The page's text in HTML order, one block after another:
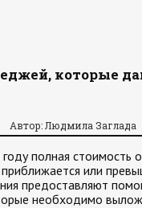
которые
Автор: Людмила Заглада
полная стоимость
или
предоставляют
необходимо